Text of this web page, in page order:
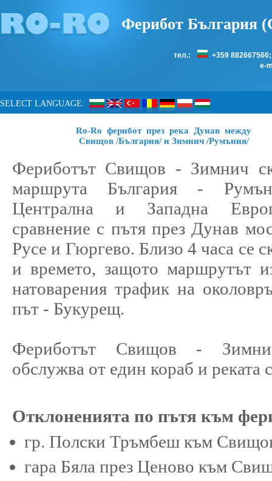
Ферибот България
тел.:
+359
e-
SELECT LANGUAGE:
Ro-Ro ферибот през река Дунав между
Свищов /България/ и Зимнич /Румъния/
Фериботът Свищов - Зимнич
маршрута България -
Централна и Западна
сравнение с пътя през Дунав
Русе и Гюргево. Близо 4 часа се
и времето, защото маршрутът
натоварения трафик на
път - Букурещ.
Фериботът Свищов -
обслужва от един кораб и реката
Отклоненията по пътя към
гр. Полски Тръмбеш към
гара Бяла през Ценово към